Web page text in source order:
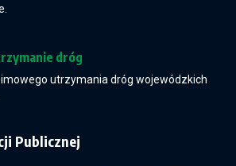
dróg
utrzymania dróg wojewódzkich
Publicznej